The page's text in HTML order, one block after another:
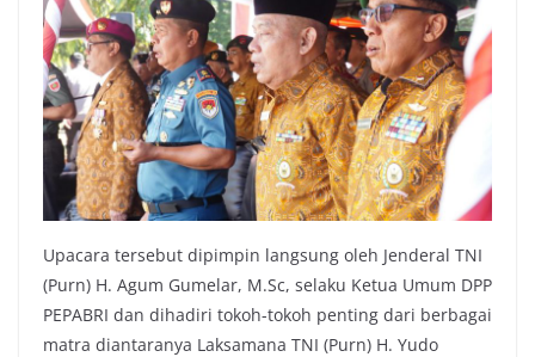
Upacara tersebut dipimpin langsung oleh Jenderal TNI
(Purn) H. Agum Gumelar, M.Sc, selaku Ketua Umum DPP
PEPABRI dan dihadiri tokoh-tokoh penting dari berbagai
matra diantaranya Laksamana TNI (Purn) H. Yudo